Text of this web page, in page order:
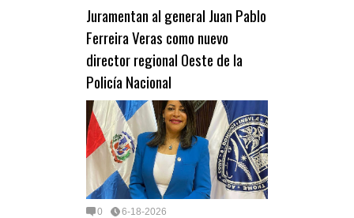
Juramentan al general Juan Pablo
Ferreira Veras como nuevo
director regional Oeste de la
Policía Nacional
0 6-18-2026